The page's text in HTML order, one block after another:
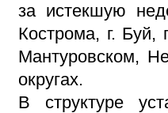
за истекшую
Кострома, г.
Мантуровском,
округах.
В структуре